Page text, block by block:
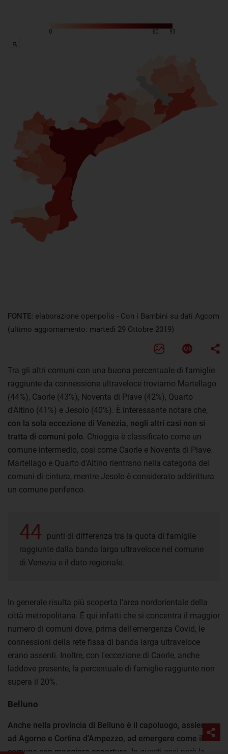
FONTE: elaborazione openpolis - Con i Bambini su dati Agcom
(ultimo aggiornamento: martedì 29 Ottobre 2019)
Tra gli altri comuni con una buona percentuale di famiglie
raggiunte da connessione ultraveloce troviamo Martellago
(44%), Caorle (43%), Noventa di Piave (42%), Quarto
d'Altino (41%) e Jesolo (40%). È interessante notare che,
con la sola eccezione di Venezia, negli altri casi non si
tratta di comuni polo . Chioggia è classificato come un
comune intermedio, così come Caorle e Noventa di Piave.
Martellago e Quarto d'Altino rientrano nella categoria dei
comuni di cintura, mentre Jesolo è considerato addirittura
un comune periferico.
44
punti di differenza tra la quota di famiglie
raggiunte dalla banda larga ultraveloce nel comune
di Venezia e il dato regionale.
In generale risulta più scoperta l'area nordorientale della
città metropolitana. È qui infatti che si concentra il maggior
numero di comuni dove, prima dell'emergenza Covid, le
connessioni della rete fissa di banda larga ultraveloce
erano assenti. Inoltre, con l'eccezione di Caorle, anche
laddove presente, la percentuale di famiglie raggiunte non
supera il 20%.
Belluno
Anche nella provincia di Belluno è il capoluogo, assieme
ad Agorno e Cortina d'Ampezzo, ad emergere come il
comune con maggiore copertura
. In questi casi però la